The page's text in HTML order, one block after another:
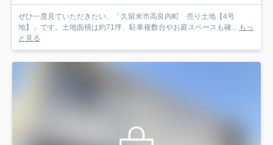
ぜひ一度見ていただきたい、「久留米市高良内町 売り土地【4号
地】」です。土地面積は約71坪、駐車複数台やお庭スペースも確... もっ
と見る